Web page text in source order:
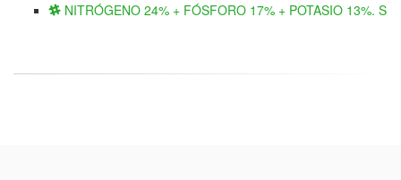
NITRÓGENO 24% + FÓSFORO 17% + POTASIO 13%. S